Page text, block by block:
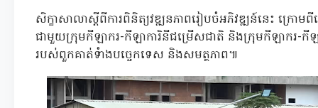
សិក្ខាសាលាស្តីពីការពិនិត្យវឌ្ឍនភាពរៀបចំអភិវឌ្ឍន៍នេះ ក្រោម
ជាមួយក្រុមកីឡាករ-កីឡាការិនីជម្រើសជាតិ និងក្រុមកីឡាករ-កីឡ
របស់ពួកគាត់ទំាងបច្ចេកទេស និងសមត្ថភាព៕